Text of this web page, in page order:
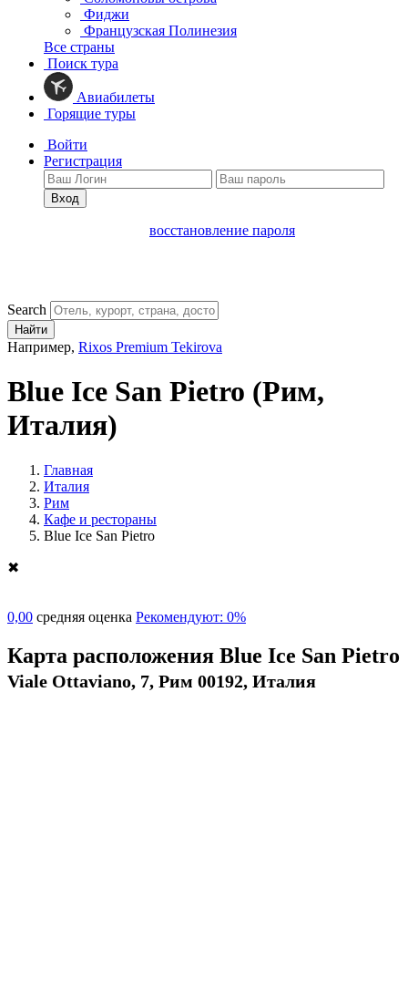
Фиджи
Французская Полинезия
Все страны
Поиск тура
Авиабилеты
Горящие туры
Войти
Регистрация
Вход
восстановление пароля
Search
Найти
Например, Rixos Premium Tekirova
Blue Ice San Pietro (Рим,
Италия)
Главная
Италия
Рим
Кафе и рестораны
Blue Ice San Pietro
✖
0,00 средняя оценка Рекомендуют: 0%
Карта расположения Blue Ice San Pietro
Viale Ottaviano, 7, Рим 00192, Италия